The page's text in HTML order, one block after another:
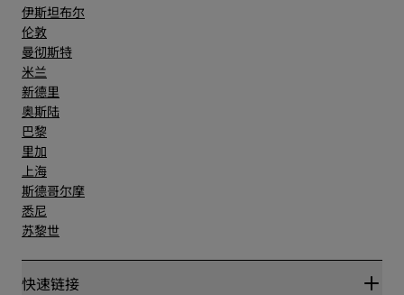
伊斯坦布尔
伦敦
曼彻斯特
米兰
新德里
奥斯陆
巴黎
里加
上海
斯德哥尔摩
悉尼
苏黎世
快速链接